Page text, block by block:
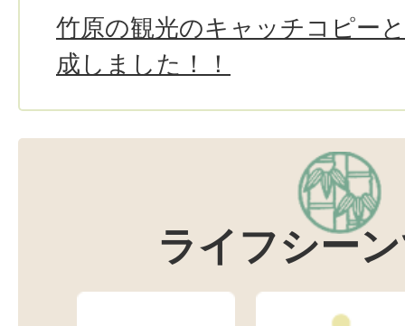
竹原の観光のキャッチコピー
成しました！！
ライフシー